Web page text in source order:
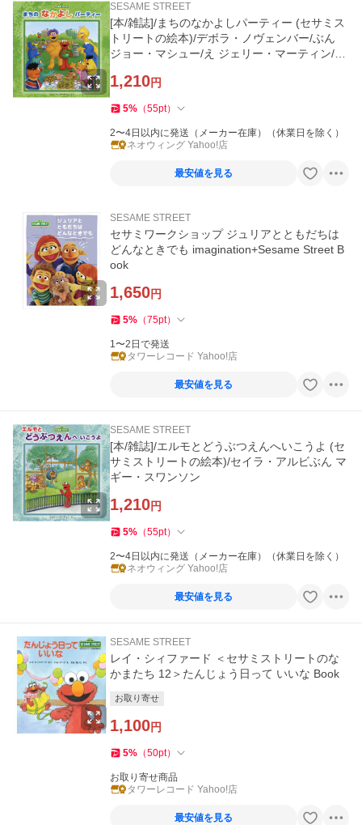
SESAME STREET
[本/雑誌]/まちのなかよしパーティー (セサミス
トリートの絵本)/デボラ・ノヴェンバー/ぶん
ジョー・マシュー/え ジェリー・マーティン/や
1,210円
5% （55pt）
2〜4日以内に発送（メーカー在庫）（休業日を除く）
ネオウィング Yahoo!店
最安値を見る
SESAME STREET
セサミワークショップ ジュリアとともだちは
どんなときでも imagination+Sesame Street B
ook
1,650円
5% （75pt）
1〜2日で発送
タワーレコード Yahoo!店
最安値を見る
SESAME STREET
[本/雑誌]/エルモとどうぶつえんへいこうよ (セ
サミストリートの絵本)/セイラ・アルビぶん マ
ギー・スワンソン
1,210円
5% （55pt）
2〜4日以内に発送（メーカー在庫）（休業日を除く）
ネオウィング Yahoo!店
最安値を見る
SESAME STREET
レイ・シィファード ＜セサミストリートのな
かまたち 12＞たんじょう日って いいな Book
お取り寄せ
1,100円
5% （50pt）
お取り寄せ商品
タワーレコード Yahoo!店
最安値を見る